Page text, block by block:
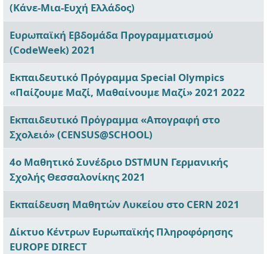
(Κάνε-Μια-Ευχή Ελλάδος)
Ευρωπαϊκή Εβδομάδα Προγραμματισμού
(CodeWeek) 2021
Εκπαιδευτικό Πρόγραμμα Special Olympics
«Παίζουμε Μαζί, Μαθαίνουμε Μαζί» 2021 2022
Εκπαιδευτικό Πρόγραμμα «Απογραφή στο
Σχολειό» (CENSUS@SCHOOL)
4ο Μαθητικό Συνέδριο DSTMUN Γερμανικής
Σχολής Θεσσαλονίκης 2021
Εκπαίδευση Mαθητών Λυκείου στο CERN 2021
Δίκτυο Κέντρων Ευρωπαϊκής Πληροφόρησης
EUROPE DIRECT